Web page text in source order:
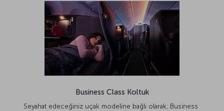
Business Class Koltuk
Seyahat edeceğiniz uçak modeline bağlı olarak; Business